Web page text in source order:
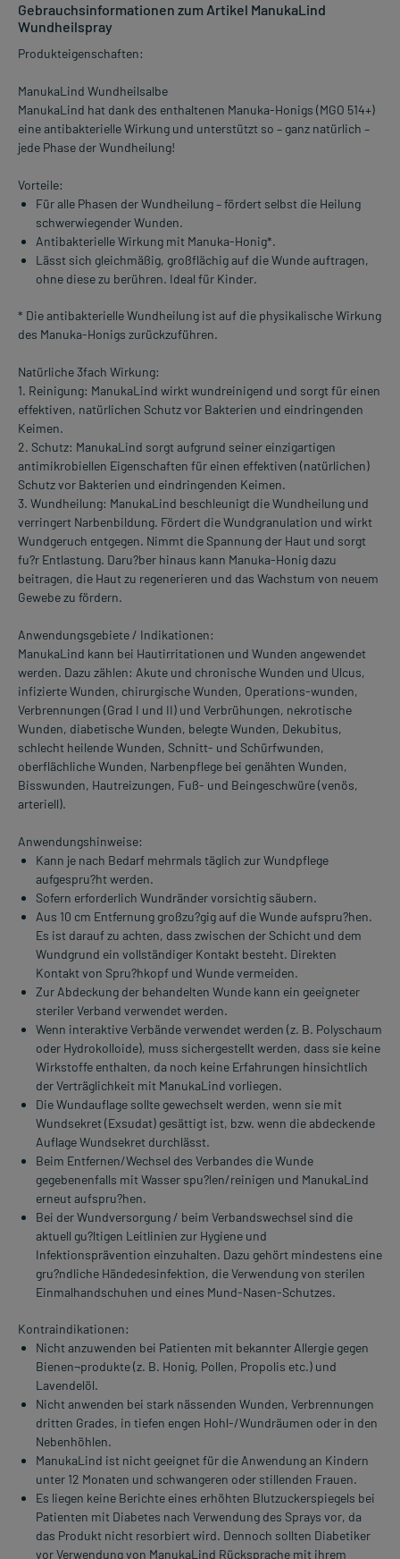
Gebrauchsinformationen zum Artikel ManukaLind
Wundheilspray
Produkteigenschaften:
ManukaLind Wundheilsalbe
ManukaLind hat dank des enthaltenen Manuka-Honigs (MGO 514+)
eine antibakterielle Wirkung und unterstützt so – ganz natürlich –
jede Phase der Wundheilung!
Vorteile:
Für alle Phasen der Wundheilung – fördert selbst die Heilung
schwerwiegender Wunden.
Antibakterielle Wirkung mit Manuka-Honig*.
Lässt sich gleichmäßig, großflächig auf die Wunde auftragen,
ohne diese zu berühren. Ideal für Kinder.
* Die antibakterielle Wundheilung ist auf die physikalische Wirkung
des Manuka-Honigs zurückzuführen.
Natürliche 3fach Wirkung:
1. Reinigung: ManukaLind wirkt wundreinigend und sorgt für einen
effektiven, natürlichen Schutz vor Bakterien und eindringenden
Keimen.
2. Schutz: ManukaLind sorgt aufgrund seiner einzigartigen
antimikrobiellen Eigenschaften für einen effektiven (natürlichen)
Schutz vor Bakterien und eindringenden Keimen.
3. Wundheilung: ManukaLind beschleunigt die Wundheilung und
verringert Narbenbildung. Fördert die Wundgranulation und wirkt
Wundgeruch entgegen. Nimmt die Spannung der Haut und sorgt
fu?r Entlastung. Daru?ber hinaus kann Manuka-Honig dazu
beitragen, die Haut zu regenerieren und das Wachstum von neuem
Gewebe zu fördern.
Anwendungsgebiete / Indikationen:
ManukaLind kann bei Hautirritationen und Wunden angewendet
werden. Dazu zählen: Akute und chronische Wunden und Ulcus,
infizierte Wunden, chirurgische Wunden, Operations-wunden,
Verbrennungen (Grad I und II) und Verbrühungen, nekrotische
Wunden, diabetische Wunden, belegte Wunden, Dekubitus,
schlecht heilende Wunden, Schnitt- und Schürfwunden,
oberflächliche Wunden, Narbenpflege bei genähten Wunden,
Bisswunden, Hautreizungen, Fuß- und Beingeschwüre (venös,
arteriell).
Anwendungshinweise:
Kann je nach Bedarf mehrmals täglich zur Wundpflege
aufgespru?ht werden.
Sofern erforderlich Wundränder vorsichtig säubern.
Aus 10 cm Entfernung großzu?gig auf die Wunde aufspru?hen.
Es ist darauf zu achten, dass zwischen der Schicht und dem
Wundgrund ein vollständiger Kontakt besteht. Direkten
Kontakt von Spru?hkopf und Wunde vermeiden.
Zur Abdeckung der behandelten Wunde kann ein geeigneter
steriler Verband verwendet werden.
Wenn interaktive Verbände verwendet werden (z. B. Polyschaum
oder Hydrokolloide), muss sichergestellt werden, dass sie keine
Wirkstoffe enthalten, da noch keine Erfahrungen hinsichtlich
der Verträglichkeit mit ManukaLind vorliegen.
Die Wundauflage sollte gewechselt werden, wenn sie mit
Wundsekret (Exsudat) gesättigt ist, bzw. wenn die abdeckende
Auflage Wundsekret durchlässt.
Beim Entfernen/Wechsel des Verbandes die Wunde
gegebenenfalls mit Wasser spu?len/reinigen und ManukaLind
erneut aufspru?hen.
Bei der Wundversorgung / beim Verbandswechsel sind die
aktuell gu?ltigen Leitlinien zur Hygiene und
Infektionsprävention einzuhalten. Dazu gehört mindestens eine
gru?ndliche Händedesinfektion, die Verwendung von sterilen
Einmalhandschuhen und eines Mund-Nasen-Schutzes.
Kontraindikationen:
Nicht anzuwenden bei Patienten mit bekannter Allergie gegen
Bienen¬produkte (z. B. Honig, Pollen, Propolis etc.) und
Lavendelöl.
Nicht anwenden bei stark nässenden Wunden, Verbrennungen
dritten Grades, in tiefen engen Hohl-/Wundräumen oder in den
Nebenhöhlen.
ManukaLind ist nicht geeignet für die Anwendung an Kindern
unter 12 Monaten und schwangeren oder stillenden Frauen.
Es liegen keine Berichte eines erhöhten Blutzuckerspiegels bei
Patienten mit Diabetes nach Verwendung des Sprays vor, da
das Produkt nicht resorbiert wird. Dennoch sollten Diabetiker
vor Verwendung von ManukaLind Rücksprache mit ihrem